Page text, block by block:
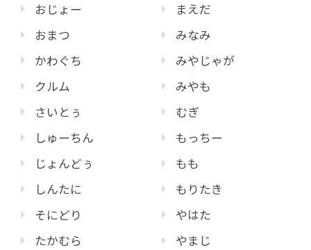
おじょー
おまつ
かわぐち
クルム
さいとぅ
しゅーちん
じょんどぅ
しんたに
そにどり
たかむら
まえだ
みなみ
みやじゃが
みやも
むぎ
もっちー
もも
もりたき
やはた
やまじ